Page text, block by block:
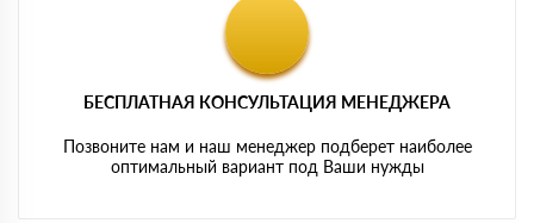
БЕСПЛАТНАЯ КОНСУЛЬТАЦИЯ МЕНЕДЖЕРА
Позвоните нам и наш менеджер подберет наиболее
оптимальный вариант под Ваши нужды